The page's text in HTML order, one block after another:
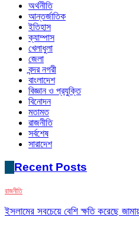
অর্থনীতি
আন্তর্জাতিক
ইতিহাস
ক্যাম্পাস
খেলাধুলা
জেলা
বন্দর নগরী
বাংলাদেশ
বিজ্ঞান ও প্রযুক্তি
বিনোদন
মতামত
রাজনীতি
সর্বশেষ
সারাদেশ
Recent Posts
রাজনীতি
ইসলামের সবচেয়ে বেশি ক্ষতি করেছে